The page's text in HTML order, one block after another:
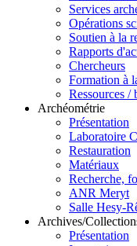
Services
Opérations
Soutien à la
Rapports
Chercheurs
Formation à
Ressources /
Archéométrie
Présentation
Laboratoire
Restauration
Matériaux
Recherche,
ANR Meryt
Salle Hesy-
Archives/
Présentation